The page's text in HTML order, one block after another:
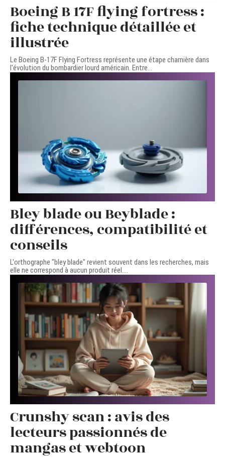
Boeing B 17F flying fortress :
fiche technique détaillée et
illustrée
Le Boeing B-17F Flying Fortress représente une étape charnière dans
l'évolution du bombardier lourd américain. Entre…
Bley blade ou Beyblade :
différences, compatibilité et
conseils
L'orthographe "bley blade" revient souvent dans les recherches, mais
elle ne correspond à aucun produit réel.…
Crunshy scan : avis des
lecteurs passionnés de
mangas et webtoon